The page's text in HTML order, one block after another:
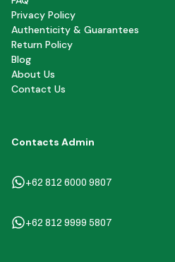
Privacy Policy
Authenticity & Guarantees
Return Policy
Blog
About Us
Contact Us
Contacts Admin
+62 812 6000 9807
+62 812 9999 5807